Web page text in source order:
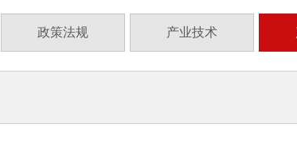
政策法规 产业技术